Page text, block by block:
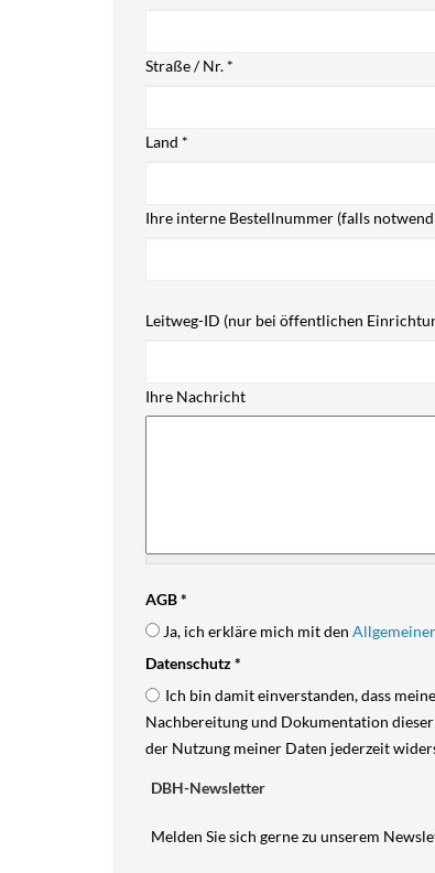
Straße / Nr. *
Land *
Ihre interne Bestellnummer (falls
Leitweg-ID (nur bei öffentlichen
Ihre Nachricht
AGB*
Ja, ich erkläre mich mit den
Datenschutz*
Ich bin damit einverstanden, dass
Nachbereitung und Dokumentation
der Nutzung meiner Daten jederzeit
DBH-Newsletter
Melden Sie sich gerne zu unserem